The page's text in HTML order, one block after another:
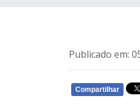
Publicado em:
Compartilhar